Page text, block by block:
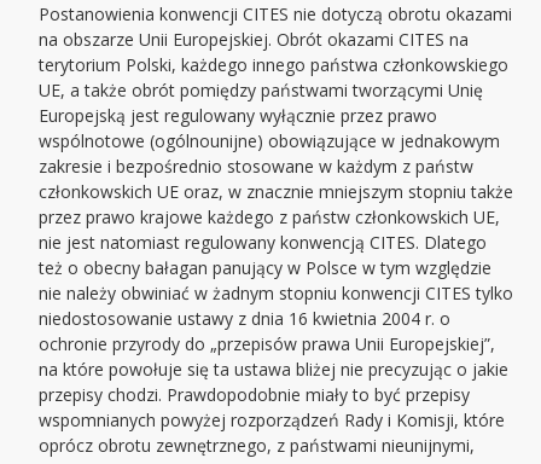
Postanowienia konwencji CITES nie dotyczą obrotu okazami
na obszarze Unii Europejskiej. Obrót okazami CITES na
terytorium Polski, każdego innego państwa członkowskiego
UE, a także obrót pomiędzy państwami tworzącymi Unię
Europejską jest regulowany wyłącznie przez prawo
wspólnotowe (ogólnounijne) obowiązujące w jednakowym
zakresie i bezpośrednio stosowane w każdym z państw
członkowskich UE oraz, w znacznie mniejszym stopniu także
przez prawo krajowe każdego z państw członkowskich UE,
nie jest natomiast regulowany konwencją CITES. Dlatego
też o obecny bałagan panujący w Polsce w tym względzie
nie należy obwiniać w żadnym stopniu konwencji CITES tylko
niedostosowanie ustawy z dnia 16 kwietnia 2004 r. o
ochronie przyrody do „przepisów prawa Unii Europejskiej”,
na które powołuje się ta ustawa bliżej nie precyzując o jakie
przepisy chodzi. Prawdopodobnie miały to być przepisy
wspomnianych powyżej rozporządzeń Rady i Komisji, które
oprócz obrotu zewnętrznego, z państwami nieunijnymi,